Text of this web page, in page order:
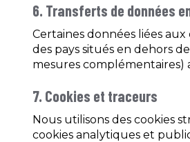
6. Transferts de données
Certaines données liées
des pays situés en dehors
mesures complémentaires)
7. Cookies et traceurs
Nous utilisons des cookies
cookies analytiques et